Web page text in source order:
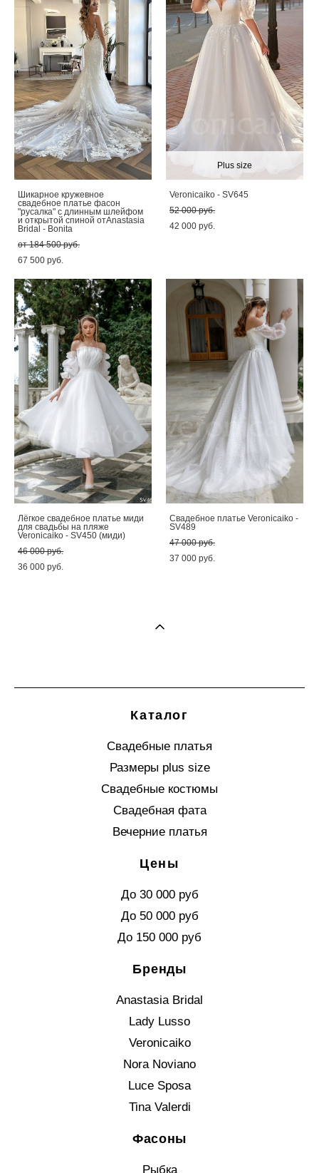
Шикарное кружевное
свадебное платье фасон
"русалка" с длинным шлейфом
и открытой спиной отAnastasia
Bridal - Bonita
от 184 500 pуб.
67 500 pуб.
Plus size
Veronicaiko - SV645
52 000 pуб.
42 000 pуб.
Лёгкое свадебное платье миди
для свадьбы на пляже
Veronicaiko - SV450 (миди)
46 000 pуб.
36 000 pуб.
Свадебное платье Veronicaiko -
SV489
47 000 pуб.
37 000 pуб.
Каталог
Свадебные платья
Размеры plus size
Свадебные костюмы
Свадебная фата
Вечерние платья
Цены
До 30 000 руб
До 50 000 руб
До 150 000 руб
Бренды
Anastasia Bridal
Lady Lusso
Veronicaiko
Nora Noviano
Luce Sposa
Tina Valerdi
Фасоны
Рыбка